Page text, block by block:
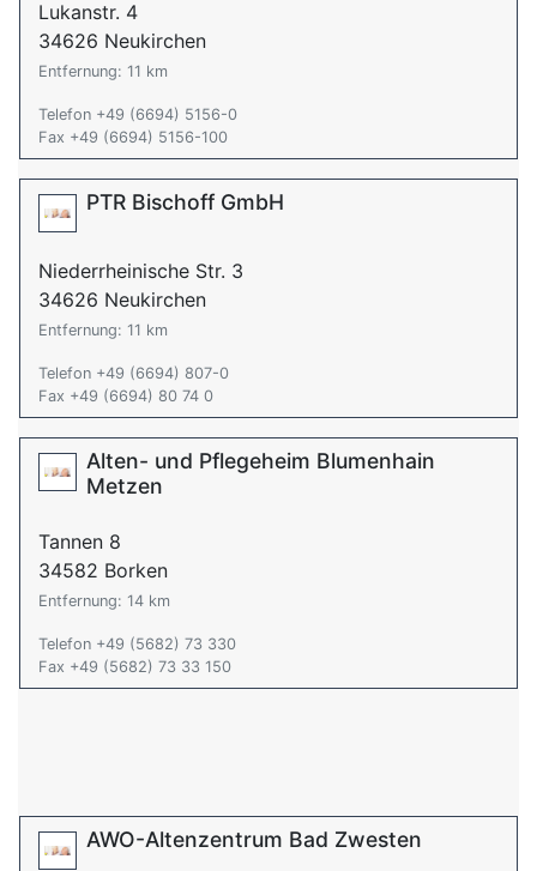
Lukanstr. 4
34626 Neukirchen
Entfernung: 11 km
Telefon +49 (6694) 5156-0
Fax +49 (6694) 5156-100
PTR Bischoff GmbH
Niederrheinische Str. 3
34626 Neukirchen
Entfernung: 11 km
Telefon +49 (6694) 807-0
Fax +49 (6694) 80 74 0
Alten- und Pflegeheim Blumenhain
Metzen
Tannen 8
34582 Borken
Entfernung: 14 km
Telefon +49 (5682) 73 330
Fax +49 (5682) 73 33 150
AWO-Altenzentrum Bad Zwesten